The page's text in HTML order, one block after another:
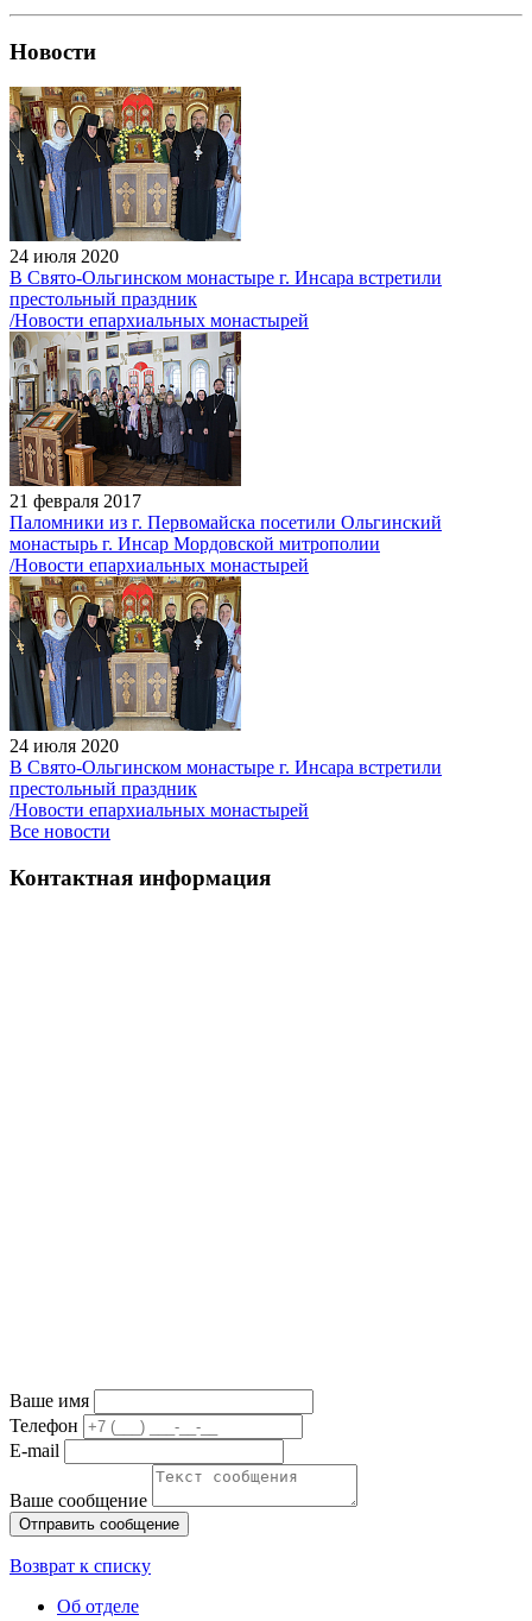
Новости
24 июля 2020
В Свято-Ольгинском монастыре г. Инсара встретили
престольный праздник
/Новости епархиальных монастырей
21 февраля 2017
Паломники из г. Первомайска посетили Ольгинский
монастырь г. Инсар Мордовской митрополии
/Новости епархиальных монастырей
24 июля 2020
В Свято-Ольгинском монастыре г. Инсара встретили
престольный праздник
/Новости епархиальных монастырей
Все новости
Контактная информация
Ваше имя
Телефон
E-mail
Ваше сообщение
Возврат к списку
Об отделе